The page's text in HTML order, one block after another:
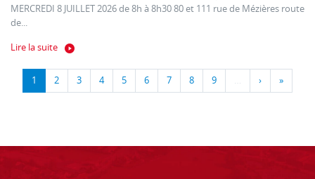
MERCREDI 8 JUILLET 2026 de 8h à 8h30 80 et 111 rue de Mézières route
de...
Lire la suite
1 2 3 4 5 6 7 8 9 … › »